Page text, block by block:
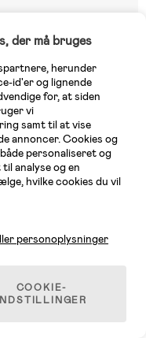
lager
Omni Classic Mesh
Luminous Ivory
kr
pris: 1.299 kr
Tex
der må bruges
herunder
id'er og lignende
for, at siden
vi
samt til at vise
annoncer. Cookies og
personaliseret og
analyse og en
hvilke cookies du vil
personoplysninger
COOKIE-